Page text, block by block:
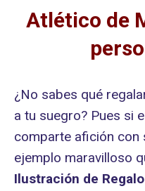
Atlético de
¿No sabes qué
a tu suegro? Pues si
comparte afición con
ejemplo maravilloso
Ilustración de